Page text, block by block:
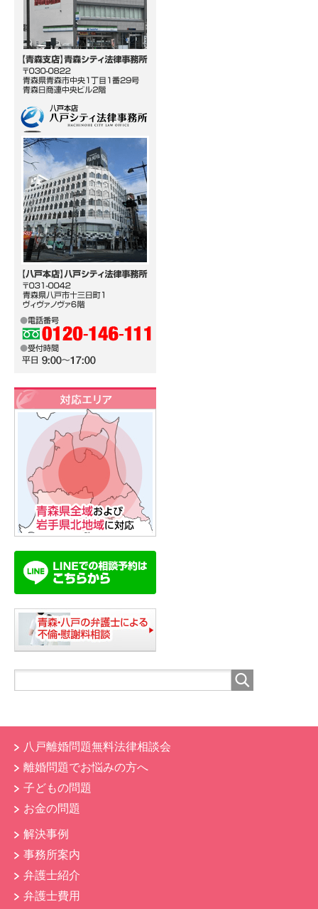
八戸離婚問題無料法律相談会
離婚問題でお悩みの方へ
子どもの問題
お金の問題
解決事例
事務所案内
弁護士紹介
弁護士費用